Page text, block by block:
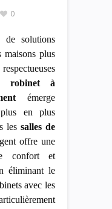
0
de solutions
maisons plus
robinet à
émerge
en plus
les salles de
offre une
confort et
éliminant le
avec les